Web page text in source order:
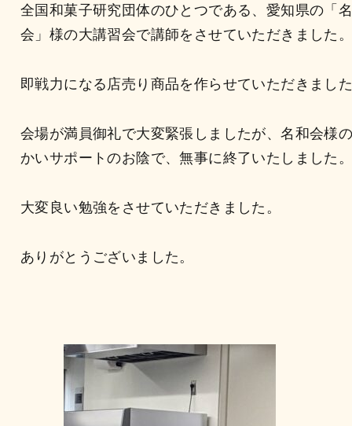
全国和菓子研究団体のひとつである、愛知県の「
会」様の大講習会で講師をさせていただきました
即戦力になる店売り商品を作らせていただきまし
会場が満員御礼で大変緊張しましたが、名和会様
かいサポートのお陰で、無事に終了いたしました
大変良い勉強をさせていただきました。
ありがとうございました。